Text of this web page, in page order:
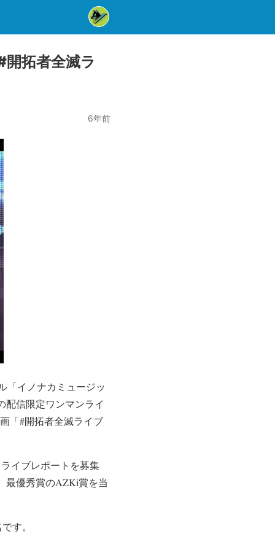
拓者全滅ラ
6年前
「イノナカミュージッ
配信限定ワンマンライ
「#開拓者全滅ライブ
イブレポートを募集
最優秀賞のAZKi賞を当
す。